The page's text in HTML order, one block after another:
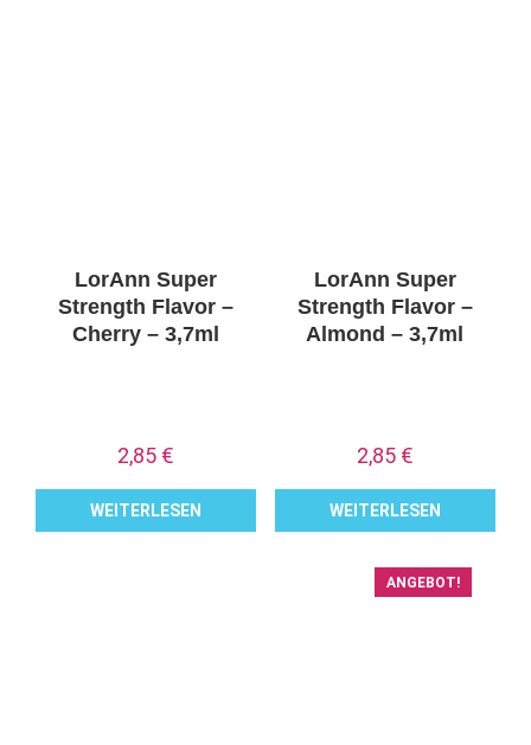
LorAnn Super
Strength Flavor –
Cherry – 3,7ml
2,85 €
WEITERLESEN
LorAnn Super
Strength Flavor –
Almond – 3,7ml
2,85 €
WEITERLESEN
ANGEBOT!